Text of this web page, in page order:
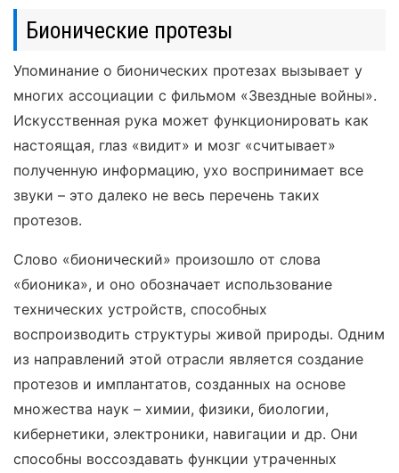
Бионические протезы
Упоминание о бионических протезах вызывает у
многих ассоциации с фильмом «Звездные войны».
Искусственная рука может функционировать как
настоящая, глаз «видит» и мозг «считывает»
полученную информацию, ухо воспринимает все
звуки – это далеко не весь перечень таких
протезов.
Слово «бионический» произошло от слова
«бионика», и оно обозначает использование
технических устройств, способных
воспроизводить структуры живой природы. Одним
из направлений этой отрасли является создание
протезов и имплантатов, созданных на основе
множества наук – химии, физики, биологии,
кибернетики, электроники, навигации и др. Они
способны воссоздавать функции утраченных